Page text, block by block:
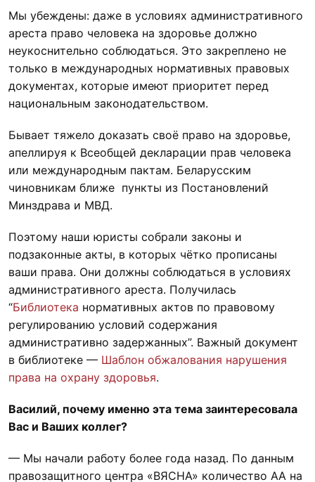
Мы убеждены: даже в условиях административного
ареста право человека на здоровье должно
неукоснительно соблюдаться. Это закреплено не
только в международных нормативных правовых
документах, которые имеют приоритет перед
национальным законодательством.
Бывает тяжело доказать своё право на здоровье,
апеллируя к Всеобщей декларации прав человека
или международным пактам. Беларусским
чиновникам ближе пункты из Постановлений
Минздрава и МВД.
Поэтому наши юристы собрали законы и
подзаконные акты, в которых чётко прописаны
ваши права. Они должны соблюдаться в условиях
административного ареста. Получилась
“Библиотека нормативных актов по правовому
регулированию условий содержания
административно задержанных”. Важный документ
в библиотеке — Шаблон обжалования нарушения
права на охрану здоровья.
Василий, почему именно эта тема заинтересовала
Вас и Ваших коллег?
— Мы начали работу более года назад. По данным
правозащитного центра «ВЯСНА» количество АА на